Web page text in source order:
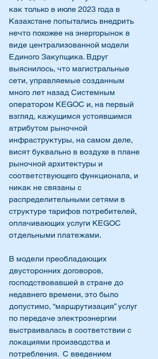
как только в июле 2023 года в
Казахстане попытались внедрить
нечто похожее на энергорынок в
виде централизованной модели
Единого Закупщика. Вдруг
выяснилось, что магистральные
сети, управляемые созданным
много лет назад Системным
оператором KEGOC и, на первый
взгляд, кажущимся устоявшимся
атрибутом рыночной
инфраструктуры, на самом деле,
висят буквально в воздухе в плане
рыночной архитектуры и
соответствующего функционала, и
никак не связаны с
распределительными сетями в
структуре тарифов потребителей,
оплачивающих услуги KEGOC
отдельными платежами.
В модели преобладающих
двусторонних договоров,
господствовавшей в стране до
недавнего времени, это было
допустимо, “маршрутизация” услуг
по передаче электроэнергии
выстраивалась в соответствии с
локациями производства и
потребления.  С введением